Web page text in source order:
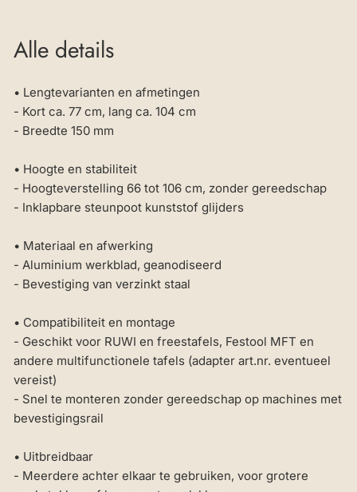
Alle details
• Lengtevarianten en afmetingen
- Kort ca. 77 cm, lang ca. 104 cm
- Breedte 150 mm
• Hoogte en stabiliteit
- Hoogteverstelling 66 tot 106 cm, zonder gereedschap
- Inklapbare steunpoot kunststof glijders
• Materiaal en afwerking
- Aluminium werkblad, geanodiseerd
- Bevestiging van verzinkt staal
• Compatibiliteit en montage
- Geschikt voor RUWI en freestafels, Festool MFT en
andere multifunctionele tafels (adapter art.nr. eventueel
vereist)
- Snel te monteren zonder gereedschap op machines met
bevestigingsrail
• Uitbreidbaar
- Meerdere achter elkaar te gebruiken, voor grotere